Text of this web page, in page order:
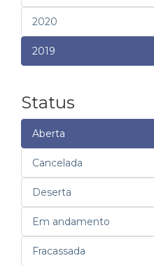
2020
2019
Status
Aberta
Cancelada
Deserta
Em andamento
Fracassada